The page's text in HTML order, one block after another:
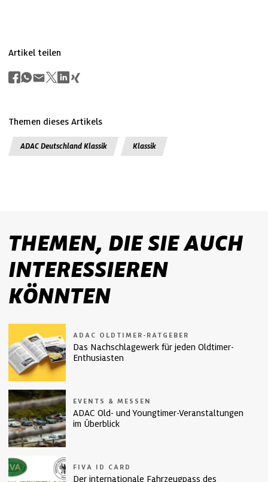
Artikel teilen
Themen dieses Artikels
ADAC Deutschland Klassik Klassik
THEMEN, DIE SIE AUCH
INTERESSIEREN
KÖNNTEN
ADAC OLDTIMER-RATGEBER
Das Nachschlagewerk für jeden Oldtimer-
Enthusiasten
EVENTS & MESSEN
ADAC Old- und Youngtimer-Veranstaltungen
im Überblick
FIVA ID CARD
Der internationale Fahrzeugpass des